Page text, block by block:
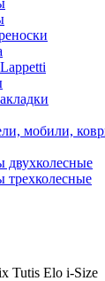
мобили,
двухколесные
трехколесные
Tutis Elo i-Size